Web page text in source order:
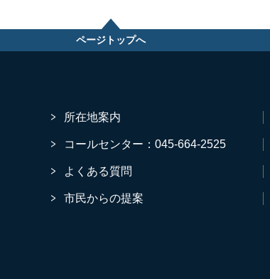
ページトップへ
所在地案内
コールセンター：045-664-2525
よくある質問
市民からの提案